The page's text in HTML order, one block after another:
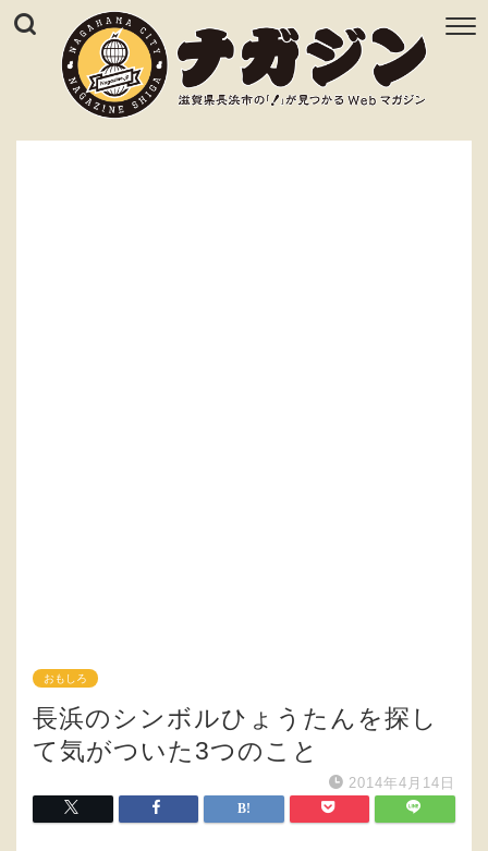
おもしろ
長浜のシンボルひょうたんを探し
て気がついた3つのこと
2014年4月14日